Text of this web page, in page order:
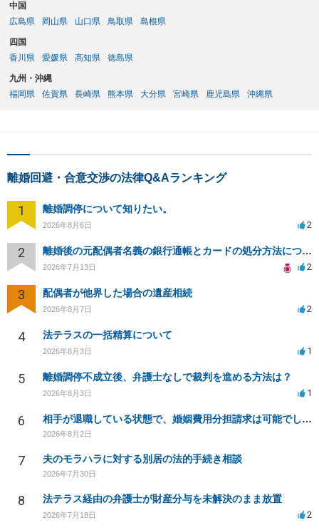
中国
広島県
岡山県 山口県 鳥取県 島根県
四国
香川県
愛媛県 高知県 徳島県
九州・沖縄
福岡県
佐賀県 長崎県 熊本県 大分県 宮崎県 鹿児島県 沖縄県
離婚回避・合意交渉の法律Q&Aランキング
1 離婚調停について知りたい。
2026年8月6日 2
2 離婚後の元配偶者名義の銀行通帳とカードの処分方法について
2026年7月13日 2
3 配偶者が他界した場合の遺産相続
2026年8月7日 2
4 法テラスの一括精算について
2026年8月3日 1
5 離婚調停不成立後、弁護士なしで裁判を進める方法は？
2026年8月3日 1
6 相手が退職している状態で、婚姻費用分担請求は可能でしょうか？
2026年8月2日
7 夫のモラハラに対する別居の法的手続き相談
2026年7月30日
8 法テラス経由の弁護士が財産分与を未解決のまま放置
2026年7月18日 2